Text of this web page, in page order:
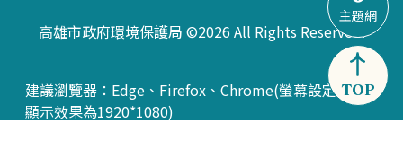
高雄市政府環境保護局 ©2026 All Rights Reserved.
建議瀏覽器：Edge、Firefox、Chrome(螢幕設定最佳
顯示效果為1920*1080)
主題網
TOP